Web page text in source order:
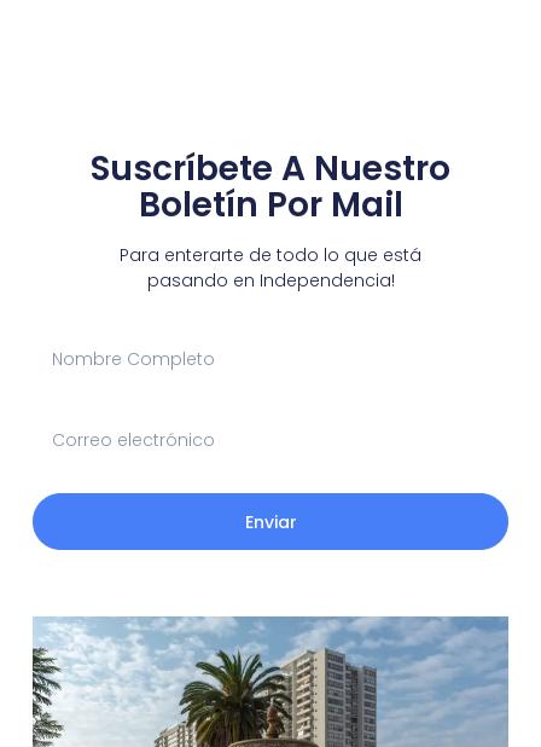
Suscríbete A Nuestro
Boletín Por Mail
Para enterarte de todo lo que está
pasando en Independencia!
Enviar